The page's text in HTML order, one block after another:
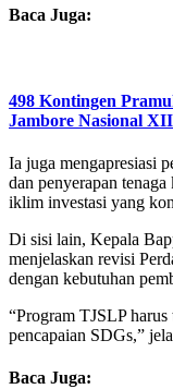
Baca Juga:
498 Kontingen
Jambore Nasional
Ia juga mengapresiasi
dan penyerapan
iklim investasi yang
Di sisi lain, Kepala
menjelaskan revisi
dengan kebutuhan
“Program TJSLP
pencapaian SDGs,”
Baca Juga: